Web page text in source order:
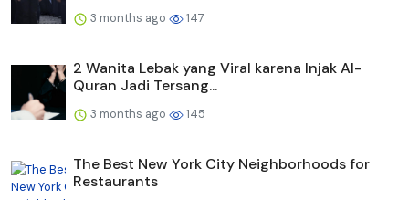
3 months ago 147
2 Wanita Lebak yang Viral karena Injak Al-
Quran Jadi Tersang...
3 months ago 145
The Best New York City Neighborhoods for
Restaurants